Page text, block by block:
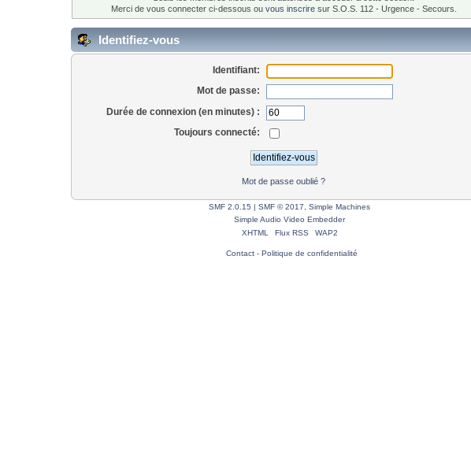
Merci de vous connecter ci-dessous ou vous inscriresur S.O.S. 112 - Urgence - Secours.
Identifiez-vous
Identifiant:
Mot de passe:
Durée de connexion (en minutes) :
Toujours connecté:
Mot de passe oublié ?
SMF 2.0.15 | SMF © 2017, Simple Machines
Simple Audio Video Embedder
XHTML
Flux RSS WAP2
Contact- Politique de confidentialité